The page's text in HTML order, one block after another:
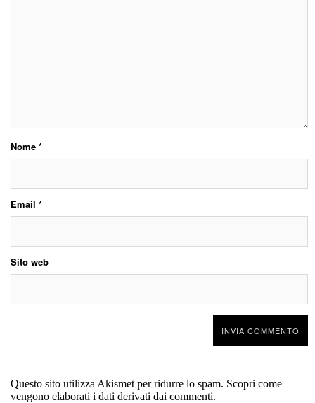
Nome *
Email *
Sito web
Questo sito utilizza Akismet per ridurre lo spam. Scopri come
vengono elaborati i dati derivati dai commenti.